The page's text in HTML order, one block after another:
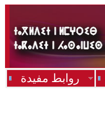
روابط مفيدة